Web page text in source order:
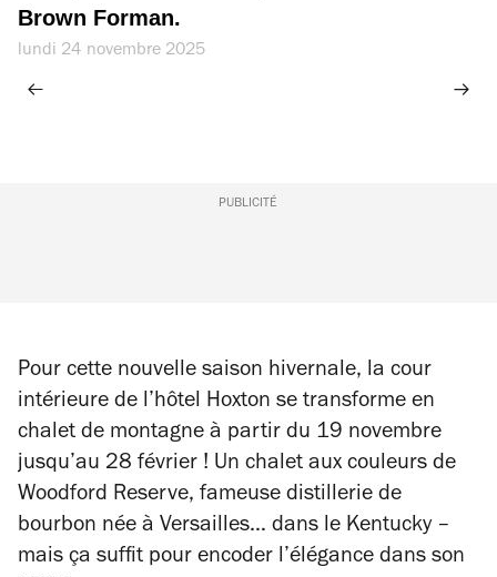
Brown Forman.
lundi 24 novembre 2025
PUBLICITÉ
Pour cette nouvelle saison hivernale, la cour
intérieure de l’hôtel Hoxton se transforme en
chalet de montagne à partir du 19 novembre
jusqu’au 28 février ! Un chalet aux couleurs de
Woodford Reserve, fameuse distillerie de
bourbon née à Versailles… dans le Kentucky –
mais ça suffit pour encoder l’élégance dans son